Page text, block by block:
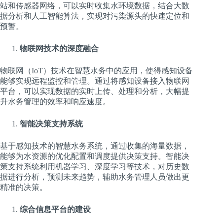
站和传感器网络，可以实时收集水环境数据，结合大数
据分析和人工智能算法，实现对污染源头的快速定位和
预警。
物联网技术的深度融合
物联网（IoT）技术在智慧水务中的应用，使得感知设备
能够实现远程监控和管理。通过将感知设备接入物联网
平台，可以实现数据的实时上传、处理和分析，大幅提
升水务管理的效率和响应速度。
智能决策支持系统
基于感知技术的智慧水务系统，通过收集的海量数据，
能够为水资源的优化配置和调度提供决策支持。智能决
策支持系统利用机器学习、深度学习等技术，对历史数
据进行分析，预测未来趋势，辅助水务管理人员做出更
精准的决策。
综合信息平台的建设